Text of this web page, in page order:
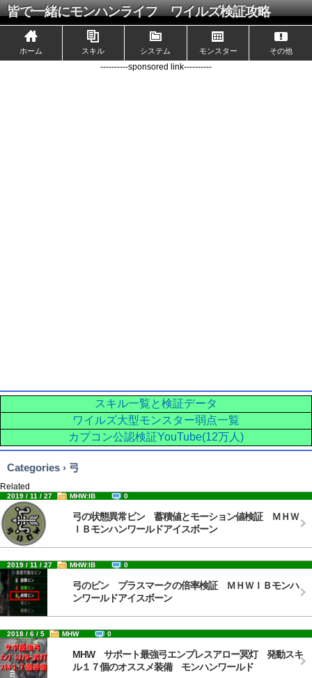
皆で一緒にモンハンライフ ワイルズ検証攻略
ホーム スキル システム モンスター その他
----------sponsored link----------
スキル一覧と検証データ
ワイルズ大型モンスター弱点一覧
カプコン公認検証YouTube(12万人)
Categories › 弓
Related
2019 / 11 / 27 MHW:IB 0
弓の状態異常ビン 蓄積値とモーション値検証 ＭＨＷ
ＩＢモンハンワールドアイスボーン
2019 / 11 / 27 MHW:IB 0
弓のビン プラスマークの倍率検証 ＭＨＷＩＢモンハ
ンワールドアイスボーン
2018 / 6 / 5 MHW 0
MHW サポート最強弓エンプレスアロー冥灯 発動スキ
ル１７個のオススメ装備 モンハンワールド